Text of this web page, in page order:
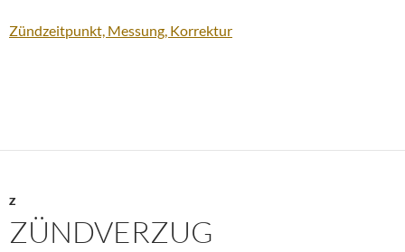
Zündzeitpunkt, Messung, Korrektur
Z
ZÜNDVERZUG